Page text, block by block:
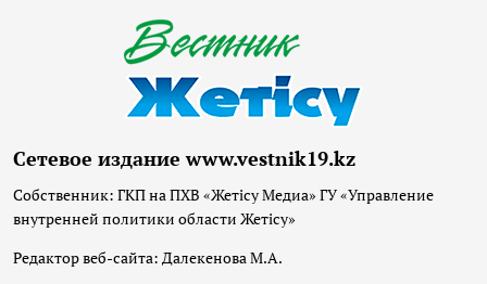
Сетевое издание www.vestnik19.kz
Собственник: ГКП на ПХВ «Жетісу Медиа» ГУ «Управление
внутренней политики области Жетісу»
Редактор веб-сайта: Далекенова М.А.